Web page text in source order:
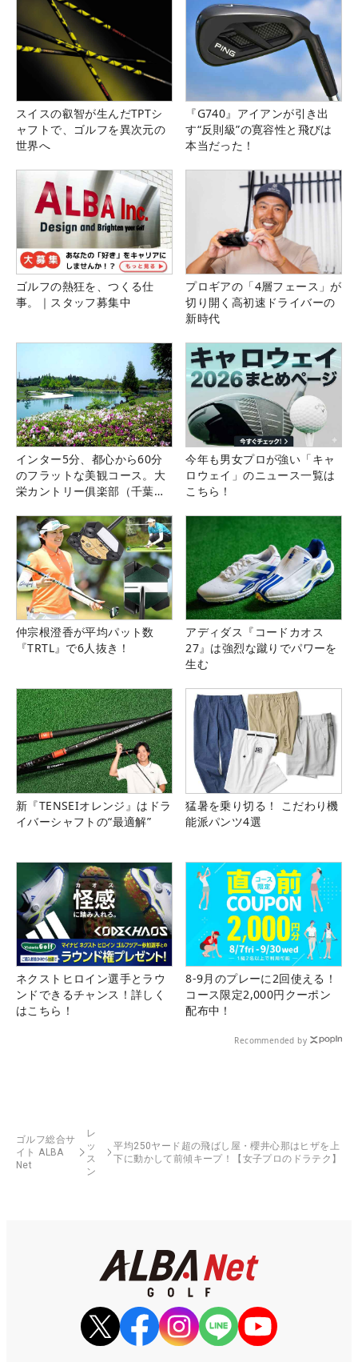
スイスの叡智が生んだTPTシ
ャフトで、ゴルフを異次元の
世界へ
『G740』アイアンが引き出
す“反則級”の寛容性と飛びは
本当だった！
ゴルフの熱狂を、つくる仕
事。｜スタッフ募集中
プロギアの「4層フェース」が
切り開く高初速ドライバーの
新時代
インター5分、都心から60分
のフラットな美観コース。大
栄カントリー俱楽部（千葉
今年も男女プロが強い「キャ
ロウェイ」のニュース一覧は
こちら！
仲宗根澄香が平均パット数
『TRTL』で6人抜き！
アディダス『コードカオス
27』は強烈な蹴りでパワーを
生む
新『TENSEIオレンジ』はドラ
イバーシャフトの“最適解”
猛暑を乗り切る！ こだわり機
能派パンツ4選
ネクストヒロイン選手とラウ
ンドできるチャンス！詳しく
はこちら！
8-9月のプレーに2回使える！
コース限定2,000円クーポン
配布中！
Recommended by
ゴルフ総合サ
イト ALBA
Net
レ
ッ
ス
ン
平均250ヤード超の飛ばし屋・櫻井心那はヒザを上
下に動かして前傾キープ！【女子プロのドラテク】